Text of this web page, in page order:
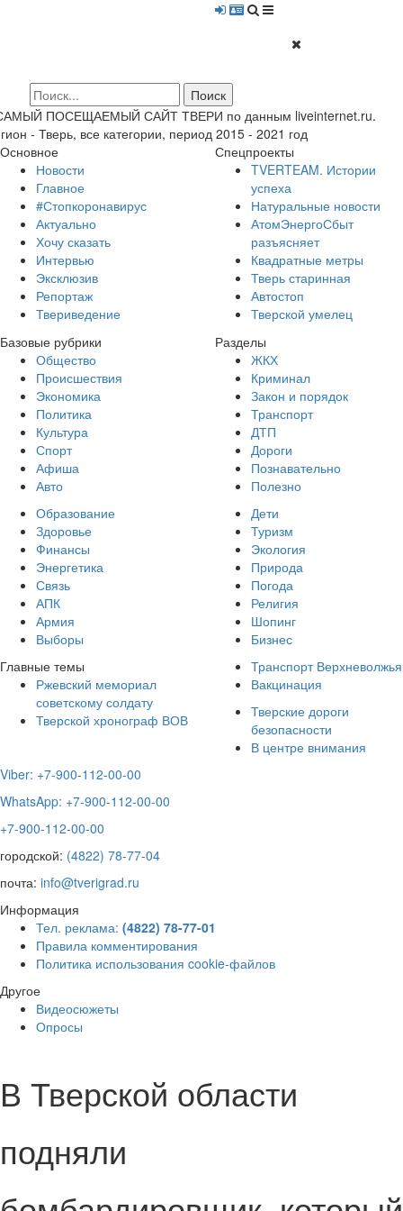
ПОСЕЩАЕМЫЙ САЙТ ТВЕРИ по данным liveinternet.ru.
- Тверь, все категории, период 2015 - 2021 год
Основное
Новости
Главное
#Стопкоронавирус
Актуально
Хочу сказать
Интервью
Эксклюзив
Репортаж
Твериведение
Спецпроекты
TVERTEAM. Истории
успеха
Натуральные новости
АтомЭнергоСбыт
разъясняет
Квадратные метры
Тверь старинная
Автостоп
Тверской умелец
Базовые рубрики
Общество
Происшествия
Экономика
Политика
Культура
Спорт
Афиша
Авто
Разделы
ЖКХ
Криминал
Закон и порядок
Транспорт
ДТП
Дороги
Познавательно
Полезно
Образование
Здоровье
Финансы
Энергетика
Связь
АПК
Армия
Выборы
Дети
Туризм
Экология
Природа
Погода
Религия
Шопинг
Бизнес
Главные темы
Ржевский мемориал
советскому солдату
Тверской хронограф ВОВ
Транспорт Верхневолжья
Вакцинация
Тверские дороги
безопасности
В центре внимания
Viber: +7-900-112-00-00
WhatsApp: +7-900-112-00-00
+7-900-112-00-00
городской: (4822) 78-77-04
почта: info@tverigrad.ru
Информация
Тел. реклама: (4822) 78-77-01
Правила комментирования
Политика использования cookie-файлов
Другое
Видеосюжеты
Опросы
В Тверской области
подняли